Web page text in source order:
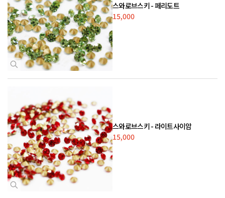
스와로브스키 - 페리도트
15,000
스와로브스키 - 라이트사이암
15,000